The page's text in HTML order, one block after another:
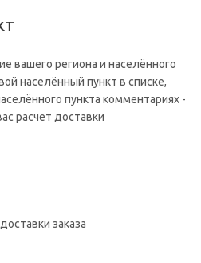
вашего региона и населённого
населённый пункт в списке,
пункта комментариях -
расчет доставки
заказа